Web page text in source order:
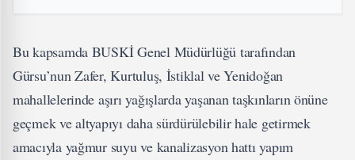
Bu kapsamda BUSKİ Genel Müdürlüğü tarafından
Gürsu’nun Zafer, Kurtuluş, İstiklal ve Yenidoğan
mahallelerinde aşırı yağışlarda yaşanan taşkınların önüne
geçmek ve altyapıyı daha sürdürülebilir hale getirmek
amacıyla yağmur suyu ve kanalizasyon hattı yapım